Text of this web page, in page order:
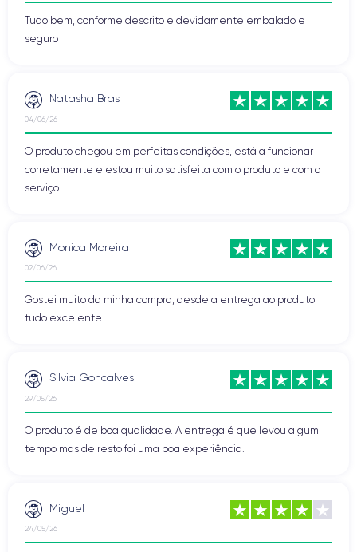
Tudo bem, conforme descrito e devidamente embalado e
seguro
Natasha Bras
04/06/26
O produto chegou em perfeitas condições, está a funcionar
corretamente e estou muito satisfeita com o produto e com o
serviço.
Monica Moreira
02/06/26
Gostei muito da minha compra, desde a entrega ao produto
tudo excelente
Silvia Goncalves
29/05/26
O produto é de boa qualidade. A entrega é que levou algum
tempo mas de resto foi uma boa experiência.
Miguel
24/05/26